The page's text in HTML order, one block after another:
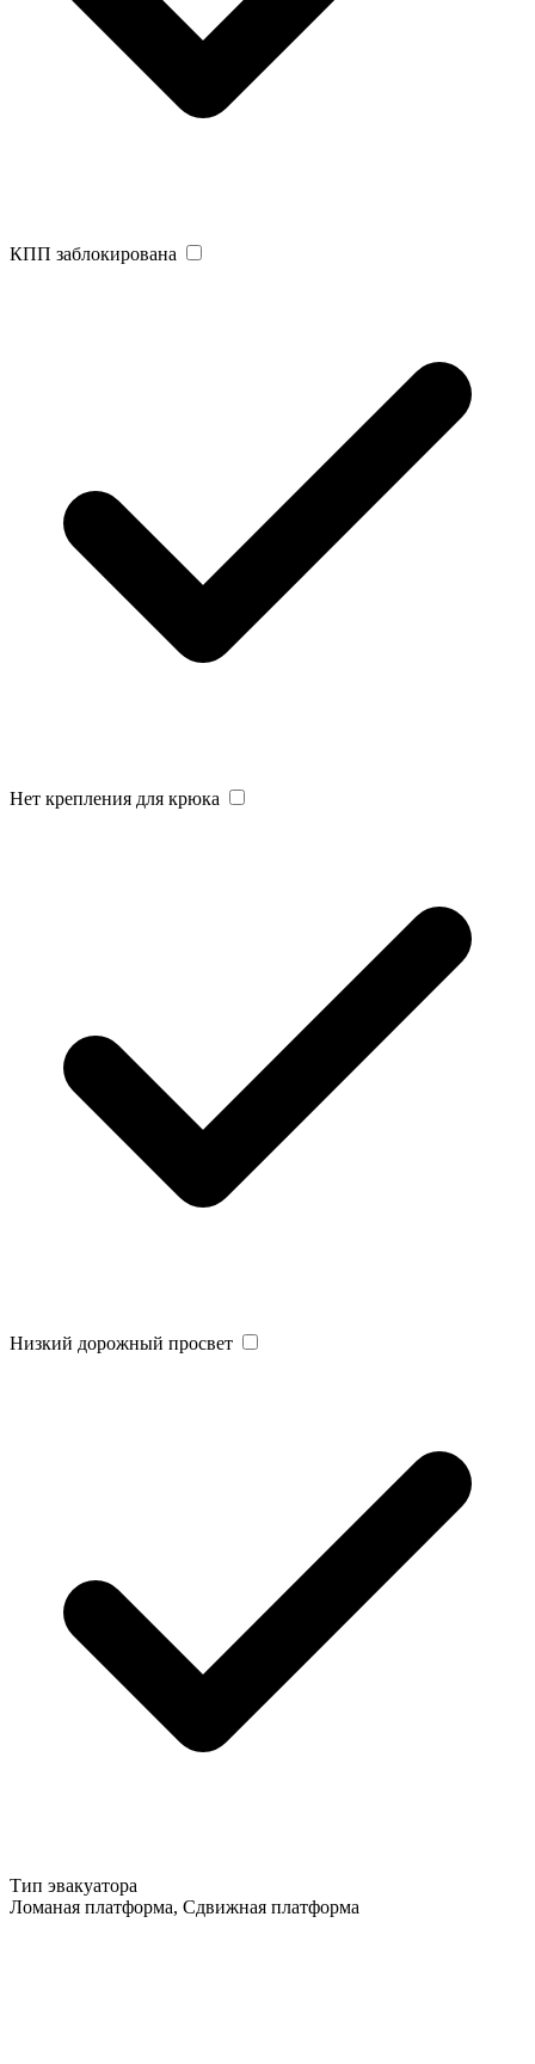
КПП заблокирована
Нет крепления для крюка
Низкий дорожный просвет
Тип эвакуатора
Ломаная платформа, Сдвижная платформа